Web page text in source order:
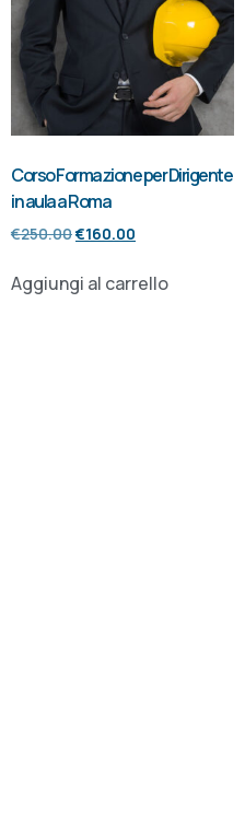
Corso Formazione per Dirigente
in aula a Roma
€250.00€160.00
Aggiungi al carrello